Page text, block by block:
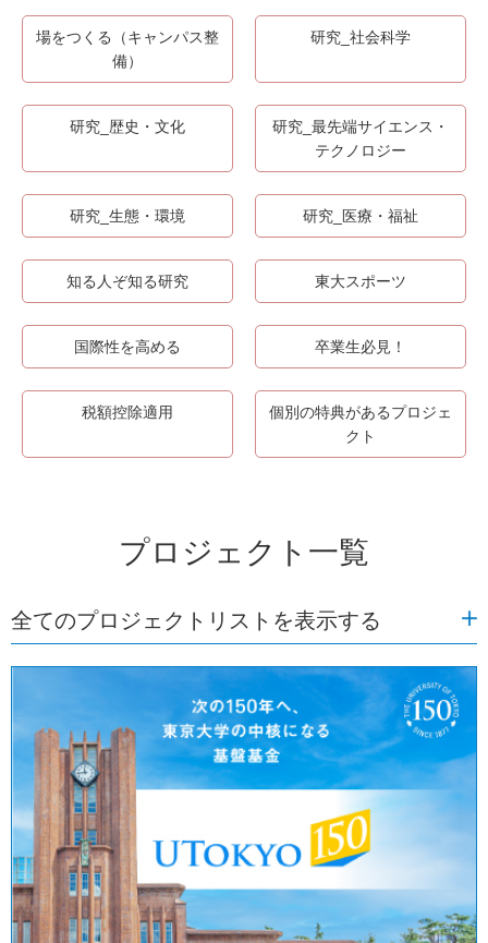
場をつくる（キャンパス整
備）
研究_社会科学
研究_歴史・文化
研究_最先端サイエンス・
テクノロジー
研究_生態・環境 研究_医療・福祉
知る人ぞ知る研究 東大スポーツ
国際性を高める 卒業生必見！
税額控除適用
個別の特典があるプロジェ
クト
プロジェクト一覧
全てのプロジェクトリストを表示する